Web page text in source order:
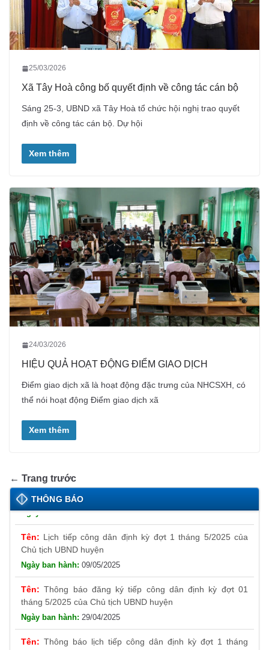
25/03/2026
Xã Tây Hoà công bố quyết định về công tác cán bộ
Sáng 25-3, UBND xã Tây Hoà tổ chức hội nghị trao quyết
định về công tác cán bộ. Dự hội
Xem thêm
24/03/2026
HIỆU QUẢ HOẠT ĐỘNG ĐIỂM GIAO DỊCH
Điểm giao dịch xã là hoạt động đặc trưng của NHCSXH, có
thể nói hoạt động Điểm giao dịch xã
Xem thêm
← Trang trước
THÔNG BÁO
Lịch tiếp công dân định kỳ đợt 1 tháng 5/2025 của
Chủ tịch UBND huyện
09/05/2025
Thông báo đăng ký tiếp công dân định kỳ đợt 01
tháng 5/2025 của Chủ tịch UBND huyện
29/04/2025
Thông báo lịch tiếp công dân định kỳ đợt 1 tháng
4/2025 của Chủ tịch UBND huyện